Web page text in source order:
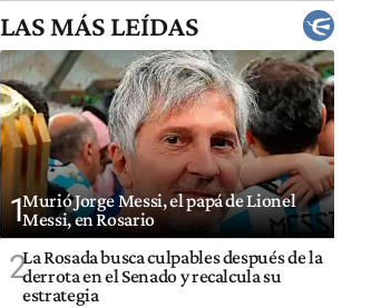
LAS MÁS LEÍDAS
1Murió Jorge Messi, el papá de Lionel
Messi, en Rosario
2La Rosada busca culpables después de la
derrota en el Senado y recalcula su
estrategia